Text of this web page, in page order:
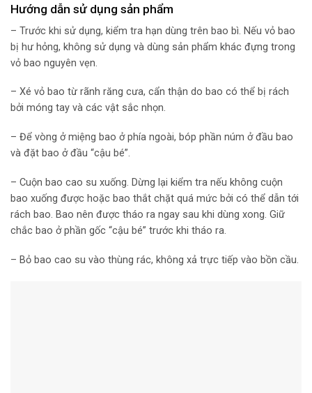
Hướng dẫn sử dụng sản phẩm
– Trước khi sử dụng, kiểm tra hạn dùng trên bao bì. Nếu vỏ bao
bị hư hỏng, không sử dụng và dùng sản phẩm khác đựng trong
vỏ bao nguyên vẹn.
– Xé vỏ bao từ rãnh răng cưa, cẩn thận do bao có thể bị rách
bởi móng tay và các vật sắc nhọn.
– Để vòng ở miệng bao ở phía ngoài, bóp phần núm ở đầu bao
và đặt bao ở đầu “cậu bé”.
– Cuộn bao cao su xuống. Dừng lại kiểm tra nếu không cuộn
bao xuống được hoặc bao thắt chặt quá mức bởi có thể dẫn tới
rách bao. Bao nên được tháo ra ngay sau khi dùng xong. Giữ
chắc bao ở phần gốc “cậu bé” trước khi tháo ra.
– Bỏ bao cao su vào thùng rác, không xả trực tiếp vào bồn cầu.